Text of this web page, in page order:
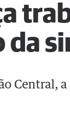
Central,